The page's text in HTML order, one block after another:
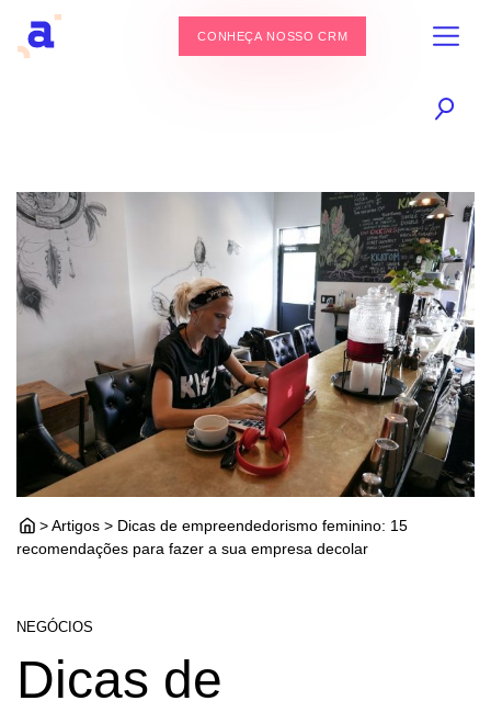
CONHEÇA NOSSO CRM
> Artigos > Dicas de empreendedorismo feminino: 15
recomendações para fazer a sua empresa decolar
NEGÓCIOS
Dicas de